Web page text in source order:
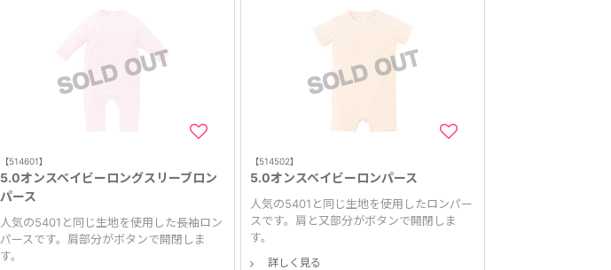
【514601】
5.0オンスベイビーロングスリーブロン
パース
人気の5401と同じ生地を使用した長袖ロン
パースです。肩部分がボタンで開閉しま
す。
【514502】
5.0オンスベイビーロンパース
人気の5401と同じ生地を使用したロンパー
スです。肩と又部分がボタンで開閉しま
す。
詳しく見る